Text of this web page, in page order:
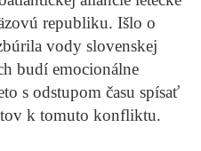
republiku. Išlo o
vody slovenskej
budí emocionálne
s odstupom času spísať
k tomuto konfliktu.